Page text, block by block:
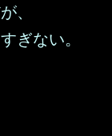
、
ぎない。